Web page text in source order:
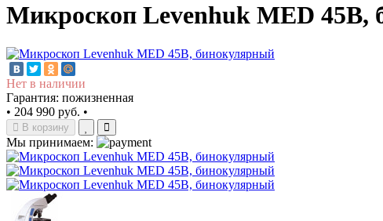
Микроскоп Levenhuk MED 45B,
Нет в наличии
Гарантия: пожизненная
• 204 990 руб. •
В корзину
Мы принимаем: